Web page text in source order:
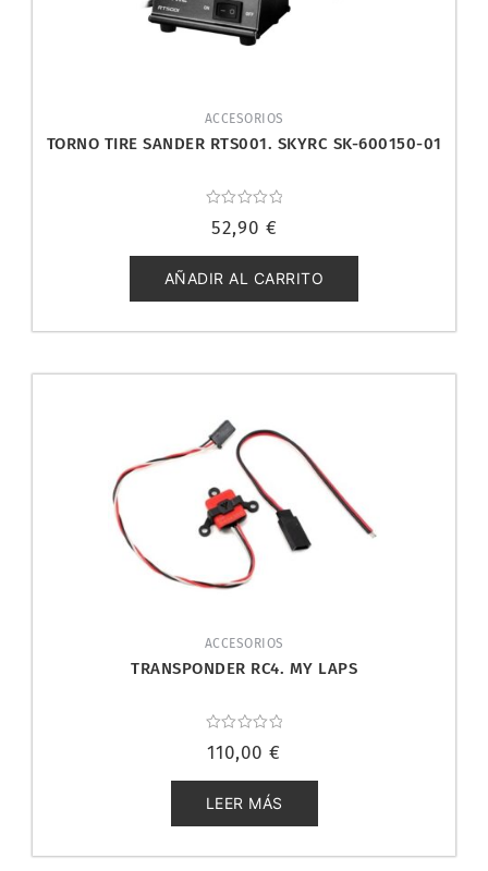
ACCESORIOS
TORNO TIRE SANDER RTS001. SKYRC SK-600150-01
con
de
5
52,90 €
AÑADIR AL CARRITO
ACCESORIOS
TRANSPONDER RC4. MY LAPS
con
de
5
110,00 €
LEER MÁS